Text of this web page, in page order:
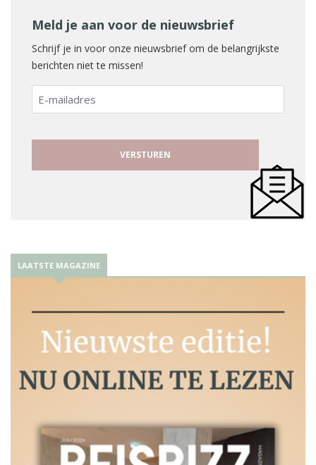
Meld je aan voor de nieuwsbrief
Schrijf je in voor onze nieuwsbrief om de belangrijkste
berichten niet te missen!
E-
mailadres
LAATSTE MAGAZINE